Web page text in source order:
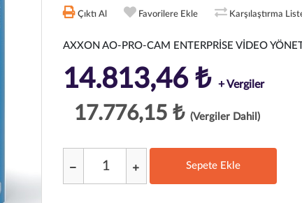
Çıktı Al Favorilere Ekle Karşılaştırma
AXXON AO-PRO-CAM ENTERPRİSE VİDEO
14.813,46 ₺ + Vergiler
17.776,15 ₺ (Vergiler Dahil)
Sepete Ekle